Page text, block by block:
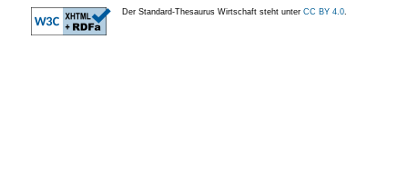
Der Standard-Thesaurus Wirtschaft steht unter CC BY 4.0